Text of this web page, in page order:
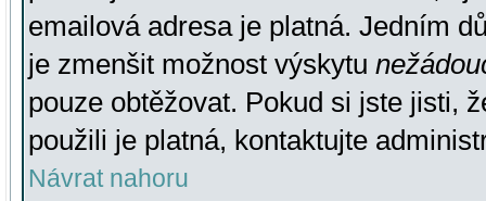
emailová adresa je platná. Jedním
je zmenšit možnost výskytu
pouze obtěžovat. Pokud si jste jisti,
použili je platná, kontaktujte
Návrat nahoru